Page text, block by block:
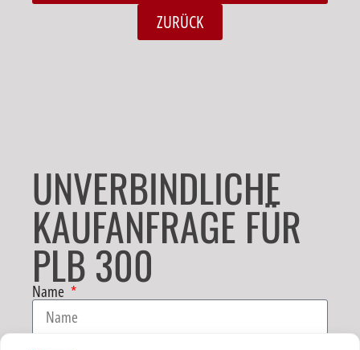
ZURÜCK
UNVERBINDLICHE
KAUFANFRAGE FÜR
PLB 300
Name